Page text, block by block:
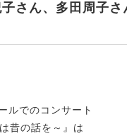
さん、多田周子さ
ルでのコンサート
昔の話を～』は